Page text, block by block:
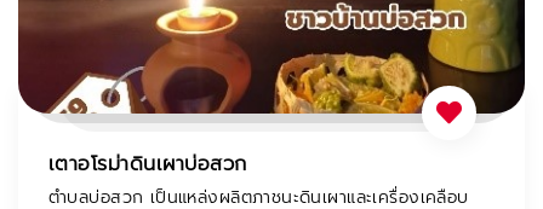
เตาอโรม่าดินเผาบ่อสวก
ตำบลบ่อสวก เป็นแหล่งผลิตภาชนะดินเผาและเครื่องเคลือบ